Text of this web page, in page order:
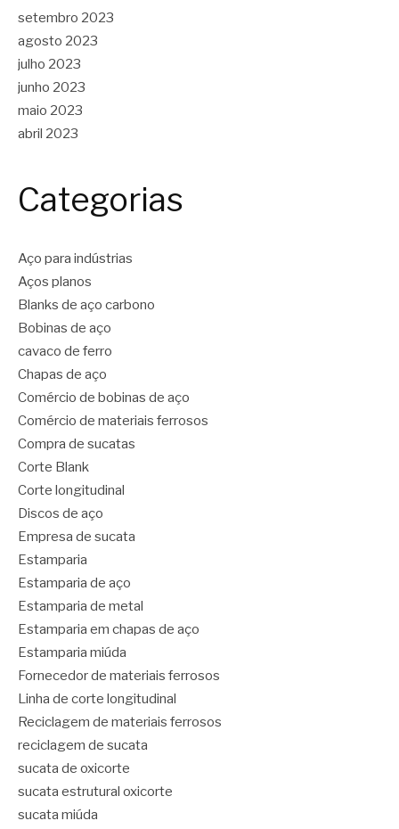
setembro 2023
agosto 2023
julho 2023
junho 2023
maio 2023
abril 2023
Categorias
Aço para indústrias
Aços planos
Blanks de aço carbono
Bobinas de aço
cavaco de ferro
Chapas de aço
Comércio de bobinas de aço
Comércio de materiais ferrosos
Compra de sucatas
Corte Blank
Corte longitudinal
Discos de aço
Empresa de sucata
Estamparia
Estamparia de aço
Estamparia de metal
Estamparia em chapas de aço
Estamparia miúda
Fornecedor de materiais ferrosos
Linha de corte longitudinal
Reciclagem de materiais ferrosos
reciclagem de sucata
sucata de oxicorte
sucata estrutural oxicorte
sucata miúda